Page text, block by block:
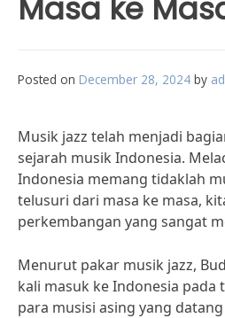
Masa ke
Posted on December 28, 2024 by
Musik jazz telah menjadi
sejarah musik Indonesia.
Indonesia memang tidaklah
telusuri dari masa ke masa,
perkembangan yang sangat
Menurut pakar musik jazz,
kali masuk ke Indonesia pada
para musisi asing yang datang